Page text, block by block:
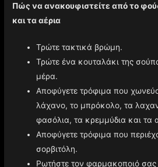
Πώς να ανακουφιστείτε από το
και τα αέρια
Τρώτε τακτικά βρώμη.
Τρώτε ένα κουταλάκι της
μέρα.
Αποφύγετε τρόφιμα που
λάχανο, το μπρόκολο, τα
φασόλια, τα κρεμμύδια και
Αποφύγετε τρόφιμα που
σορβιτόλη.
Ρωτήστε τον φαρμακοποιό